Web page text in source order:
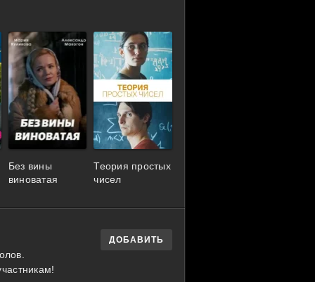
Без вины
виноватая
Теория простых
чисел
ДОБАВИТЬ